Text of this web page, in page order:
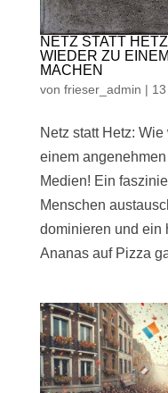
NETZ STATT
WIEDER ZU
MACHEN
von frieser_admin |
Netz statt Hetz:
einem
Medien! Ein
Menschen
dominieren und ein
Ananas auf Pizza